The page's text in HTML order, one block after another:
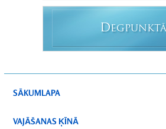
DEGPUNKTĀ
SĀKUMLAPA
VAJĀŠANAS ĶĪNĀ